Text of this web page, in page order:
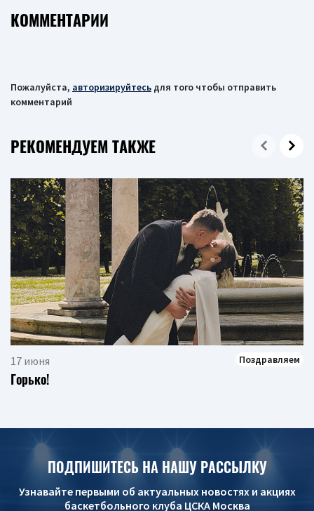
КОММЕНТАРИИ
Пожалуйста, авторизируйтесь для того чтобы отправить
комментарий
РЕКОМЕНДУЕМ ТАКЖЕ
17 июня Поздравляем
Горько!
ПОДПИШИТЕСЬ НА НАШУ РАССЫЛКУ
Узнавайте первыми об актуальных новостях и акциях
баскетбольного клуба ЦСКА Москва